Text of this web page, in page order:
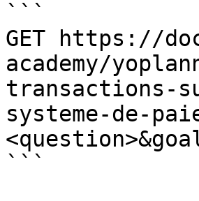
```
GET https://
academy/
transactions-
systeme-de-
```